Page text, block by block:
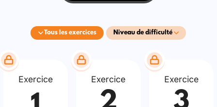
Tous les exercices Niveau de difficulté
Exercice Exercice Exercice